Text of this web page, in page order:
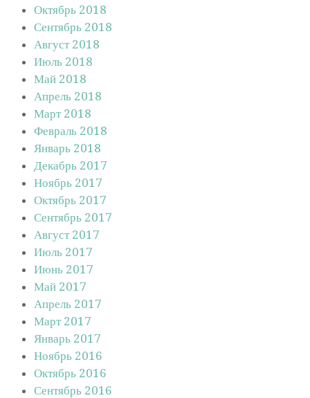
Октябрь 2018
Сентябрь 2018
Август 2018
Июль 2018
Май 2018
Апрель 2018
Март 2018
Февраль 2018
Январь 2018
Декабрь 2017
Ноябрь 2017
Октябрь 2017
Сентябрь 2017
Август 2017
Июль 2017
Июнь 2017
Май 2017
Апрель 2017
Март 2017
Январь 2017
Ноябрь 2016
Октябрь 2016
Сентябрь 2016